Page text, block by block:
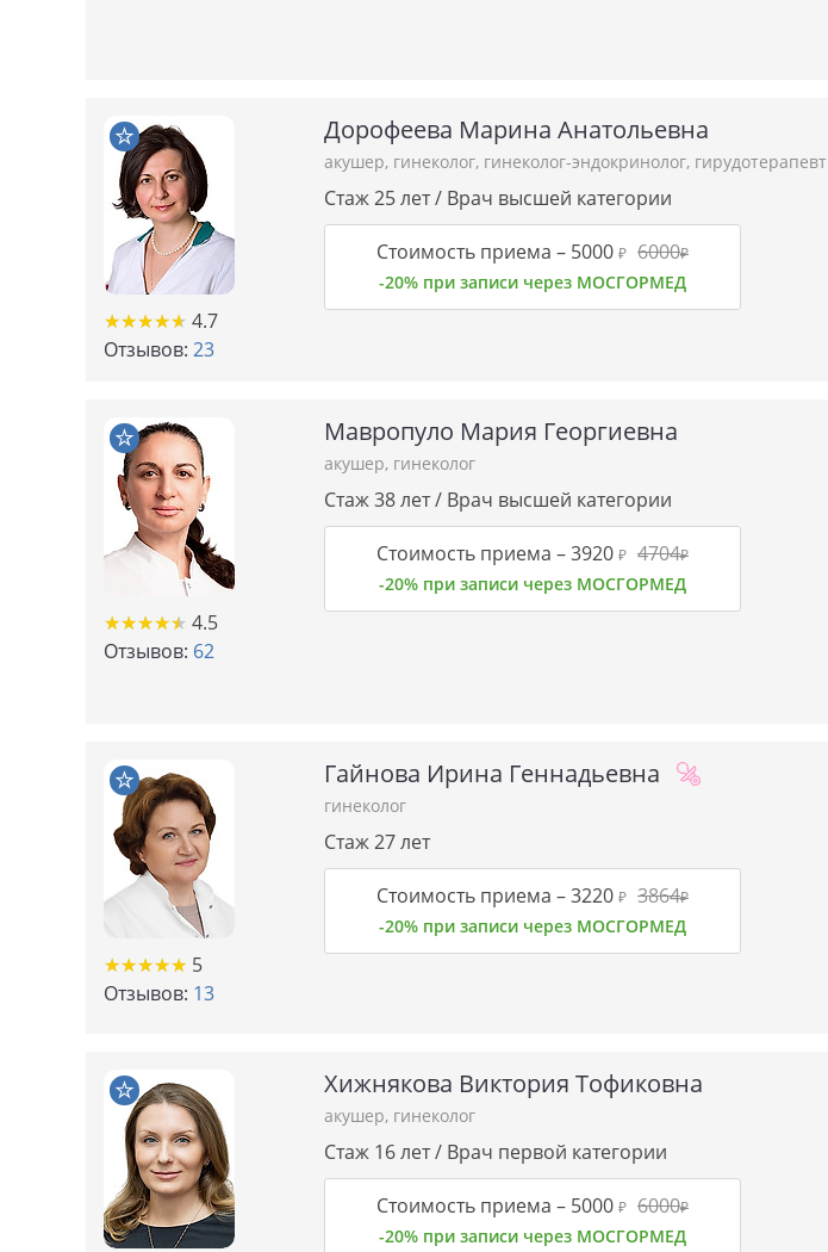
★★★★★
★★★★★ 4.7
Отзывов: 23
Дорофеева Марина Анатольевна
акушер, гинеколог, гинеколог-эндокринолог, гирудотерапевт
Стаж 25 лет / Врач высшей категории
Стоимость приема – 5000 ₽ 6000₽
-20% при записи через МОСГОРМЕД
★★★★★
★★★★★ 4.5
Отзывов: 62
Мавропуло Мария Георгиевна
акушер, гинеколог
Стаж 38 лет / Врач высшей категории
Стоимость приема –3920 ₽ 4704₽
-20% при записи через МОСГОРМЕД
★★★★★
★★★★★ 5
Отзывов: 13
Гайнова Ирина Геннадьевна
гинеколог
Стаж 27 лет
Стоимость приема –3220 ₽ 3864₽
-20% при записи через МОСГОРМЕД
Хижнякова Виктория Тофиковна
акушер, гинеколог
Стаж 16 лет / Врач первой категории
Стоимость приема – 5000 ₽ 6000₽
-20% при записи через МОСГОРМЕД